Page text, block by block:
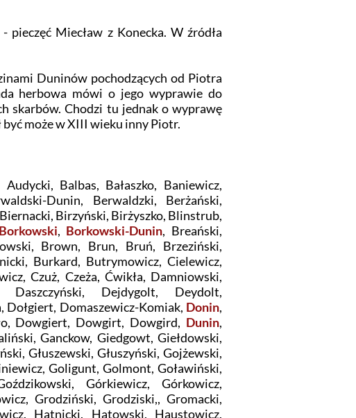
pieczęć Miecław z Konecka. W źródła
Duninów pochodzących od Piotra
herbowa mówi o jego wyprawie do
skarbów. Chodzi tu jednak o wyprawę
być może w XIII wieku inny Piotr.
Balbas, Bałaszko, Baniewicz,
Dunin, Berwaldzki, Berżański,
Birzyński, Birżyszko, Blinstrub,
Borkowski, Borkowski-Dunin, Breański,
Brown, Brun, Bruń, Brzeziński,
Burkard, Butrymowicz, Cielewicz,
Czuż, Czeża, Ćwikła, Damniowski,
Daszczyński, Dejdygolt, Deydolt,
Domaszewicz-Komiak, Donin,
Dowgiert, Dowgirt, Dowgird, Dunin,
Ganckow, Giedgowt, Giełdowski,
Głuszewski, Głuszyński, Gojżewski,
Goligunt, Golmont, Goławiński,
Górkiewicz, Górkowicz,
Grodziński, Grodziski,, Gromacki,
Hatnicki, Hatowski, Haustowicz,